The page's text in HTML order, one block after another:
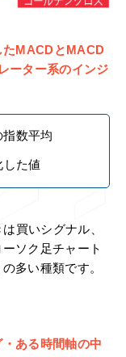
たMACDとMACD
ーター系のインジ
数平均
した値
買いシグナル、
ソク足チャート
多い種類です。
ある時間軸の中